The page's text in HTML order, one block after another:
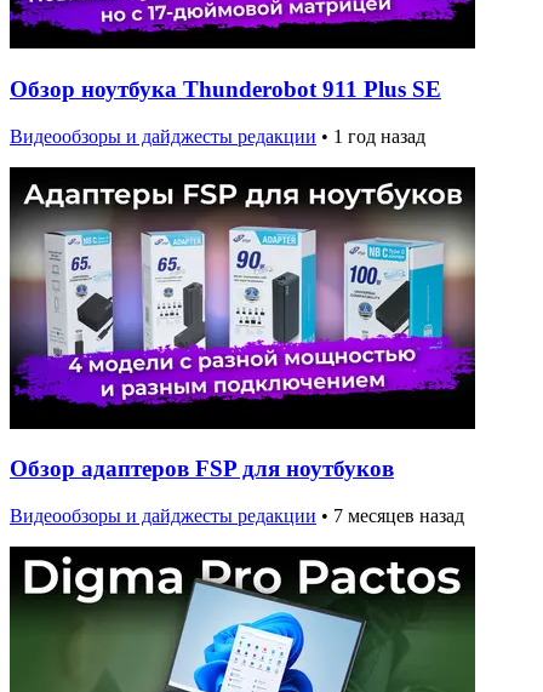
Обзор ноутбука Thunderobot 911 Plus SE
Видеообзоры и дайджесты редакции • 1 год назад
Обзор адаптеров FSP для ноутбуков
Видеообзоры и дайджесты редакции • 7 месяцев назад